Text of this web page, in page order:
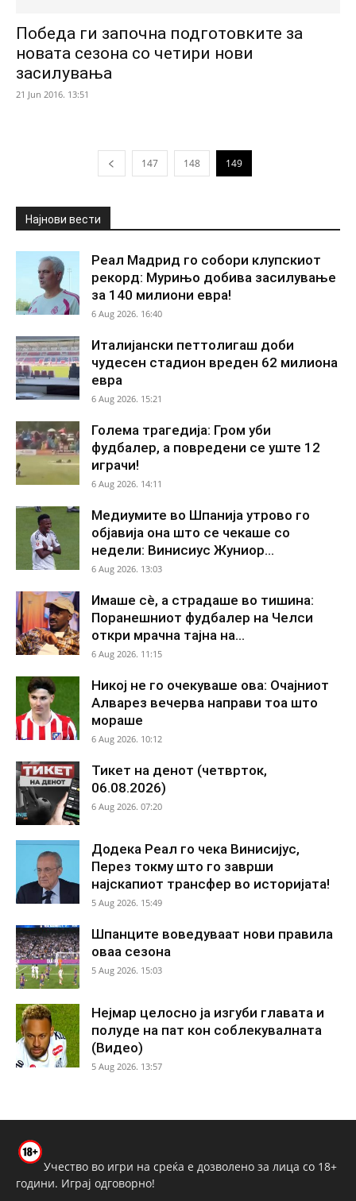
Победа ги започна подготовките за
новата сезона со четири нови
засилувања
21 Jun 2016. 13:51
147 148 149
Најнови вести
Реал Мадрид го собори клупскиот
рекорд: Мурињо добива засилување
за 140 милиони евра!
6 Aug 2026. 16:40
Италијански петтолигаш доби
чудесен стадион вреден 62 милиона
евра
6 Aug 2026. 15:21
Голема трагедија: Гром уби
фудбалер, а повредени се уште 12
играчи!
6 Aug 2026. 14:11
Медиумите во Шпанија утрово го
објавија она што се чекаше со
недели: Винисиус Жуниор...
6 Aug 2026. 13:03
Имаше сè, а страдаше во тишина:
Поранешниот фудбалер на Челси
откри мрачна тајна на...
6 Aug 2026. 11:15
Никој не го очекуваше ова: Очајниот
Алварез вечерва направи тоа што
мораше
6 Aug 2026. 10:12
Тикет на денот (четврток,
06.08.2026)
6 Aug 2026. 07:20
Додека Реал го чека Винисијус,
Перез токму што го заврши
најскапиот трансфер во историјата!
5 Aug 2026. 15:49
Шпанците воведуваат нови правила
оваа сезона
5 Aug 2026. 15:03
Нејмар целосно ја изгуби главата и
полуде на пат кон соблекувалната
(Видео)
5 Aug 2026. 13:57
Учество во игри на среќа е дозволено за лица со 18+
години. Играј одговорно!